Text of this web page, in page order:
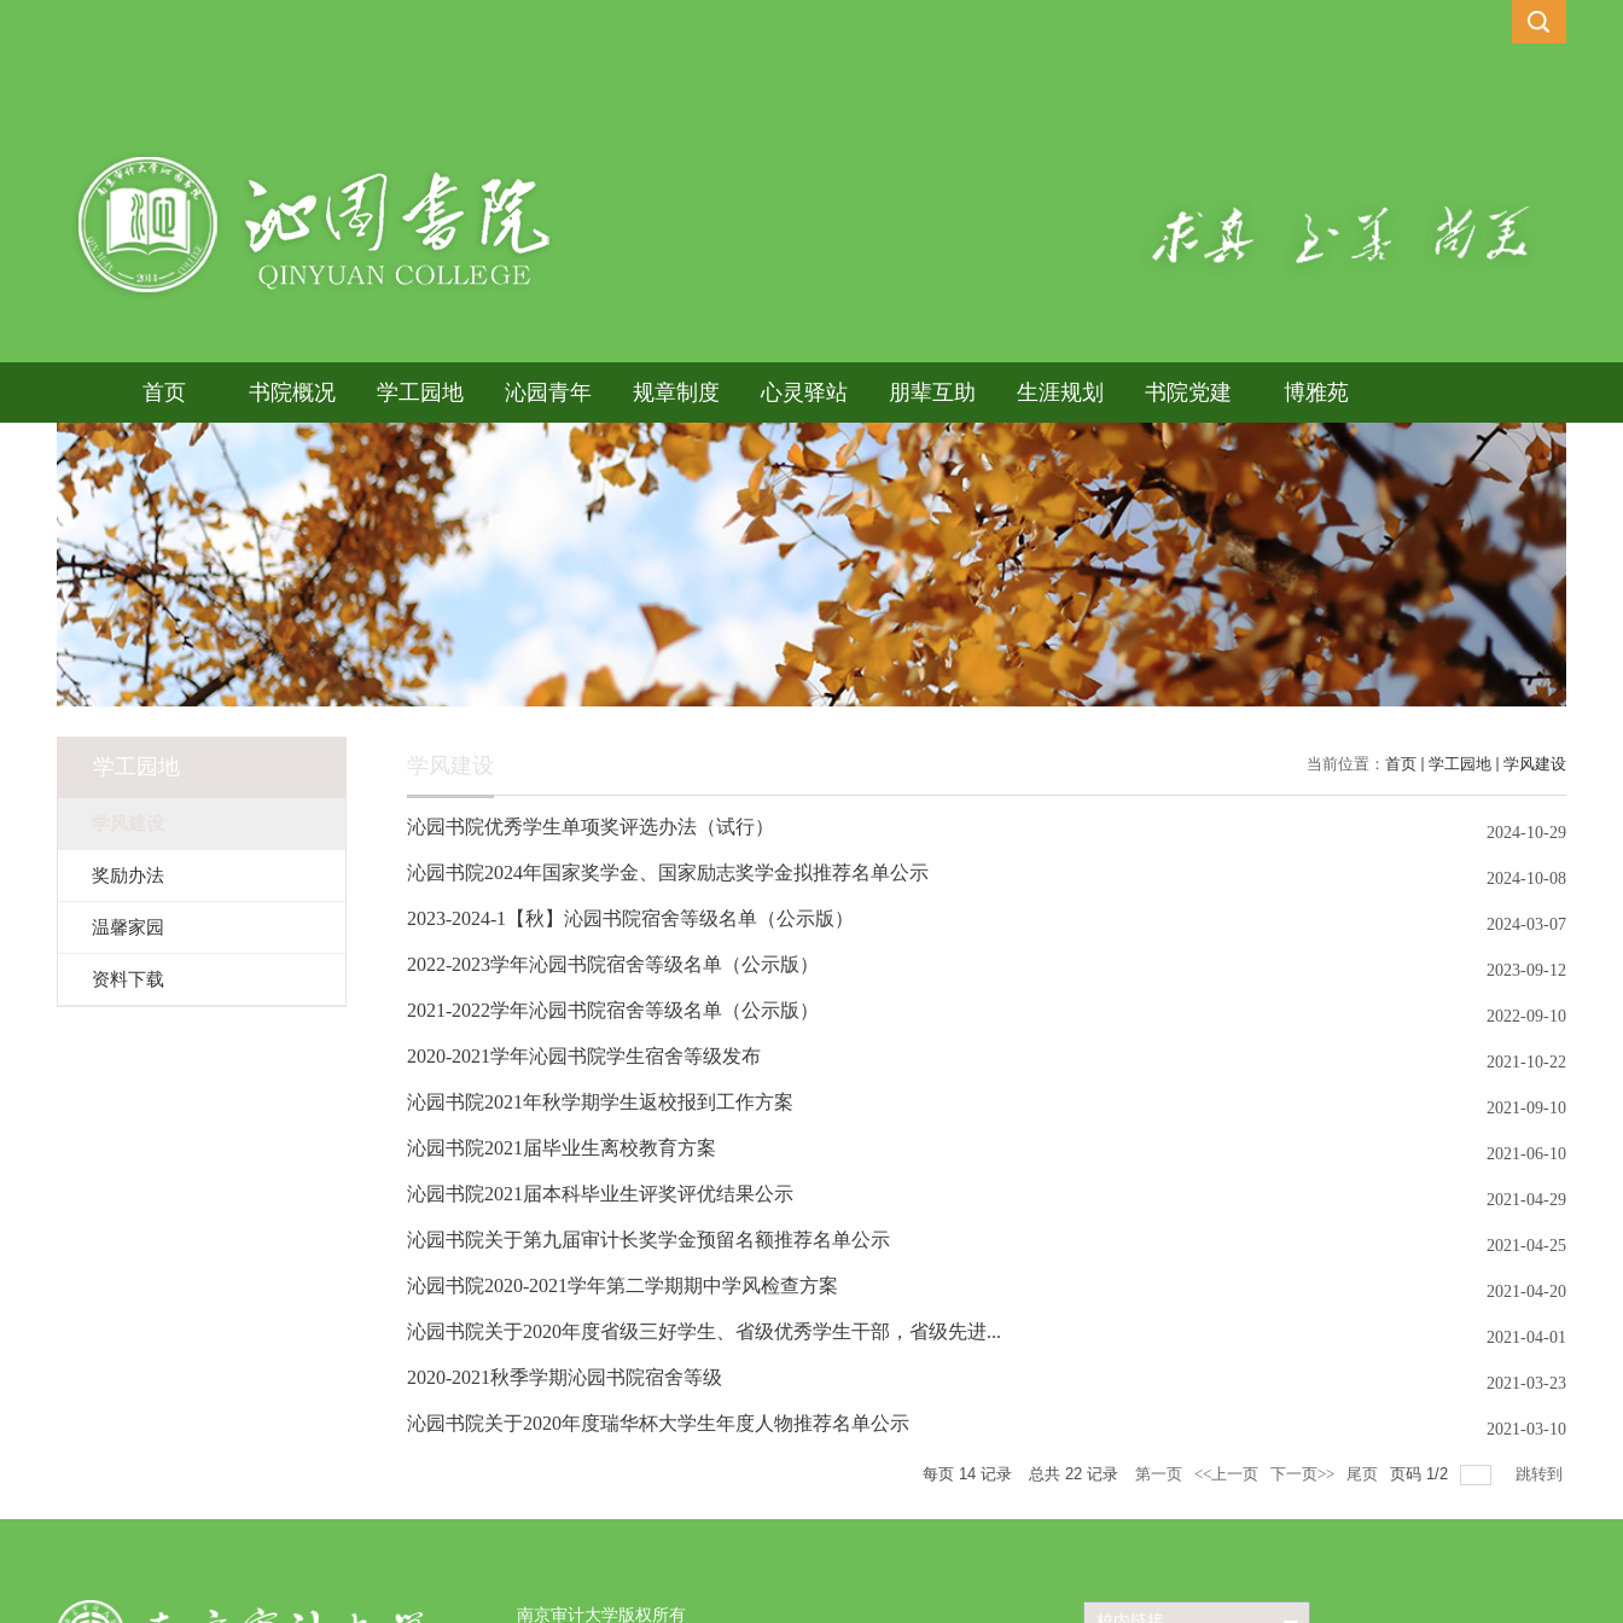
首页 书院概况 学工园地 沁园青年 规章制度 心灵驿站 朋辈互助 生涯规划 书院党建 博雅苑
学工园地
奖励办法
温馨家园
资料下载
当前位置： 首页 学工园地 学风建设
学风建设
沁园书院优秀学生单项奖评选办法（试行） 2024-10-29
沁园书院2024年国家奖学金、国家励志奖学金拟推荐名单公示 2024-10-08
2023-2024-1【秋】沁园书院宿舍等级名单（公示版） 2024-03-07
2022-2023学年沁园书院宿舍等级名单（公示版） 2023-09-12
2021-2022学年沁园书院宿舍等级名单（公示版） 2022-09-10
2020-2021学年沁园书院学生宿舍等级发布 2021-10-22
沁园书院2021年秋学期学生返校报到工作方案 2021-09-10
沁园书院2021届毕业生离校教育方案 2021-06-10
沁园书院2021届本科毕业生评奖评优结果公示 2021-04-29
沁园书院关于第九届审计长奖学金预留名额推荐名单公示 2021-04-25
沁园书院2020-2021学年第二学期期中学风检查方案 2021-04-20
沁园书院关于2020年度省级三好学生、省级优秀学生干部，省级先进... 2021-04-01
2020-2021秋季学期沁园书院宿舍等级 2021-03-23
沁园书院关于2020年度瑞华杯大学生年度人物推荐名单公示 2021-03-10
每页 14 记录 总共 22 记录 第一页 <<上一页 下一页>> 尾页 页码 1/2 跳转到
南京审计大学版权所有